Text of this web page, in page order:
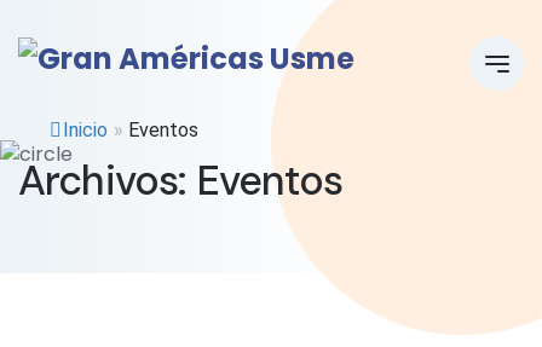
Inicio » Eventos
Archivos: Eventos